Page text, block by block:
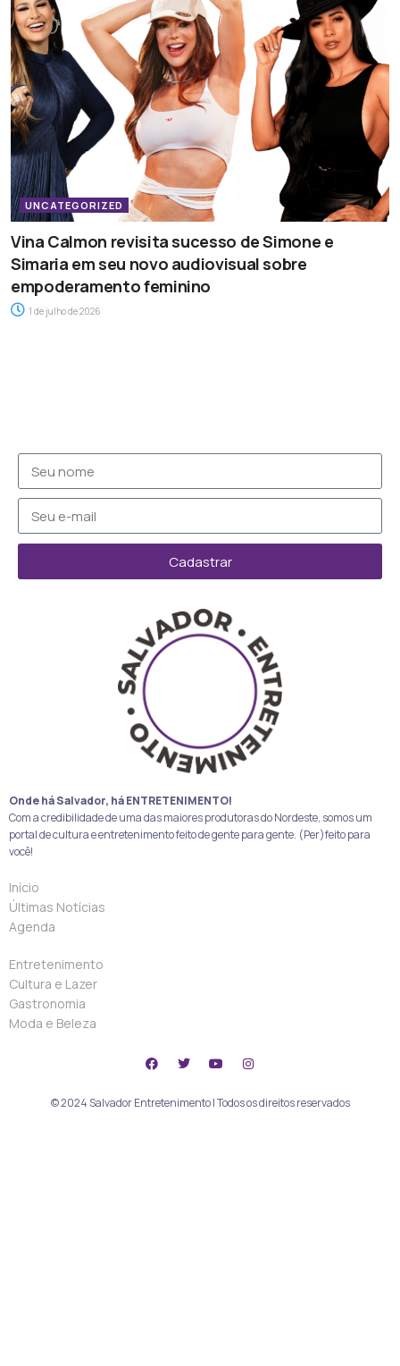
UNCATEGORIZED
Vina Calmon revisita sucesso de Simone e
Simaria em seu novo audiovisual sobre
empoderamento feminino
1 de julho de 2026
Cadastrar
Onde há Salvador, há ENTRETENIMENTO!
Com a credibilidade de uma das maiores produtoras do Nordeste, somos um
portal de cultura e entretenimento feito de gente para gente. (Per)feito para
você!
Início
Últimas Notícias
Agenda
Entretenimento
Cultura e Lazer
Gastronomia
Moda e Beleza
© 2024 Salvador Entretenimento | Todos os direitos reservados